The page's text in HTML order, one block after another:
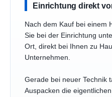
Einrichtung direkt
Nach dem Kauf bei einem
Sie bei der Einrichtung
Ort, direkt bei Ihnen zu
Unternehmen.
Gerade bei neuer Technik
Auspacken die